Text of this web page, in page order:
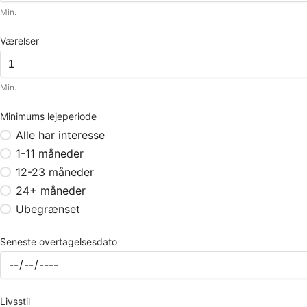
Min.
Værelser
Min.
Minimums lejeperiode
Alle har interesse
1-11 måneder
12-23 måneder
24+ måneder
Ubegrænset
Seneste overtagelsesdato
Livsstil